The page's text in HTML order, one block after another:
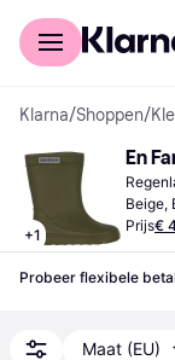
Voor shoppers
Klarna/Shoppen/
+1
En
Beige,
Prijs€
Probeer flexibele
Maat (EU)